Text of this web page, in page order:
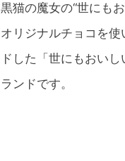
黒猫の魔女の“世にも
オリジナルチョコを
ドした「世にもおい
ランドです。